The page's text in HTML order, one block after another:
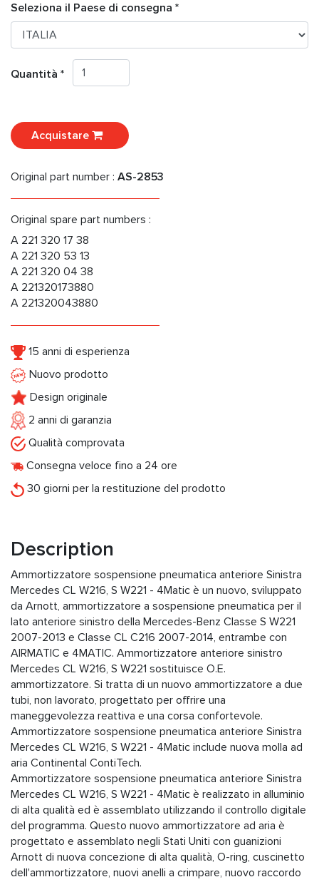
Seleziona il Paese di consegna *
Quantità *
Acquistare
Original part number : AS-2853
Original spare part numbers :
A 221 320 17 38
A 221 320 53 13
A 221 320 04 38
A 221320173880
A 221320043880
15 anni di esperienza
Nuovo prodotto
Design originale
2 anni di garanzia
Qualità comprovata
Consegna veloce fino a 24 ore
30 giorni per la restituzione del prodotto
Description
Ammortizzatore sospensione pneumatica anteriore Sinistra
Mercedes CL W216, S W221 - 4Matic è un nuovo, sviluppato
da Arnott, ammortizzatore a sospensione pneumatica per il
lato anteriore sinistro della Mercedes-Benz Classe S W221
2007-2013 e Classe CL C216 2007-2014, entrambe con
AIRMATIC e 4MATIC. Ammortizzatore anteriore sinistro
Mercedes CL W216, S W221 sostituisce O.E.
ammortizzatore. Si tratta di un nuovo ammortizzatore a due
tubi, non lavorato, progettato per offrire una
maneggevolezza reattiva e una corsa confortevole.
Ammortizzatore sospensione pneumatica anteriore Sinistra
Mercedes CL W216, S W221 - 4Matic include nuova molla ad
aria Continental ContiTech.
Ammortizzatore sospensione pneumatica anteriore Sinistra
Mercedes CL W216, S W221 - 4Matic è realizzato in alluminio
di alta qualità ed è assemblato utilizzando il controllo digitale
del programma. Questo nuovo ammortizzatore ad aria è
progettato e assemblato negli Stati Uniti con guanizioni
Arnott di nuova concezione di alta qualità, O-ring, cuscinetto
dell'ammortizzatore, nuovi anelli a crimpare, nuovo raccordo